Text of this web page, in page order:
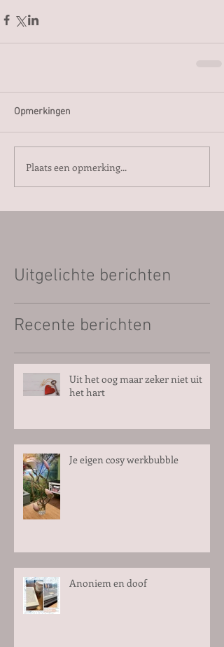
Opmerkingen
Plaats een opmerking...
Uitgelichte berichten
Recente berichten
Uit het oog maar zeker niet uit
het hart
Je eigen cosy werkbubble
Anoniem en doof